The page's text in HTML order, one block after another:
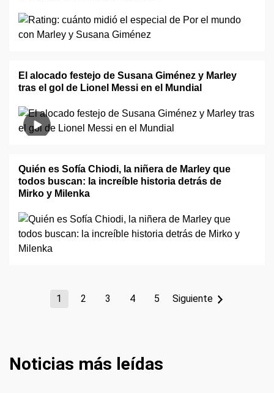
El alocado festejo de Susana Giménez y Marley
tras el gol de Lionel Messi en el Mundial
Quién es Sofía Chiodi, la niñera de Marley que
todos buscan: la increíble historia detrás de
Mirko y Milenka
1 2 3 4 5 Siguiente
Noticias más leídas